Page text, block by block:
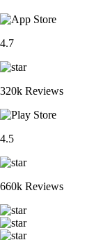
4.7
320k Reviews
4.5
660k Reviews